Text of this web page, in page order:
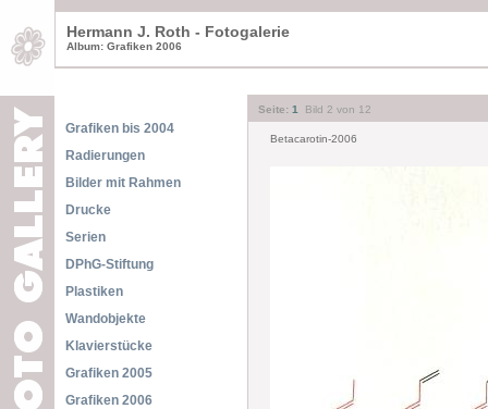
Hermann J. Roth - Fotogalerie
Album: Grafiken 2006
Seite: 1 Bild 2 von 12
Grafiken bis 2004
Radierungen
Bilder mit Rahmen
Drucke
Serien
DPhG-Stiftung
Plastiken
Wandobjekte
Klavierstücke
Grafiken 2005
Grafiken 2006
Betacarotin-2006